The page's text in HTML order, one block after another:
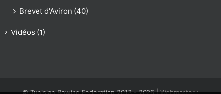
Brevet d'Aviron (40)
Vidéos (1)
© Tunisian Rowing Federation 2013 -2026| Webmaster :